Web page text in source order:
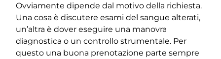
Ovviamente dipende dal motivo della richiesta.
Una cosa è discutere esami del sangue alterati,
un’altra è dover eseguire una manovra
diagnostica o un controllo strumentale. Per
questo una buona prenotazione parte sempre